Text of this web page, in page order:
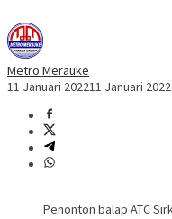
Metro Merauke
11 Januari 202211 Januari 2022
Penonton balap ATC